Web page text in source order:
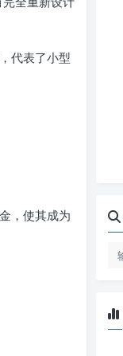
代表了小型
，使其成为